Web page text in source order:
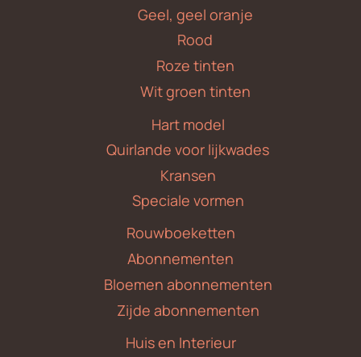
Geel, geel oranje
Rood
Roze tinten
Wit groen tinten
Hart model
Quirlande voor lijkwades
Kransen
Speciale vormen
Rouwboeketten
Abonnementen
Bloemen abonnementen
Zijde abonnementen
Huis en Interieur